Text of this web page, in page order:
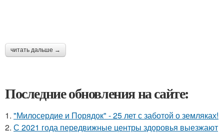
читать дальше →
Последние обновления на сайте:
1. "Милосердие и Порядок" - 25 лет с заботой о земляках!
2. С 2021 года передвижные центры здоровья выезжают